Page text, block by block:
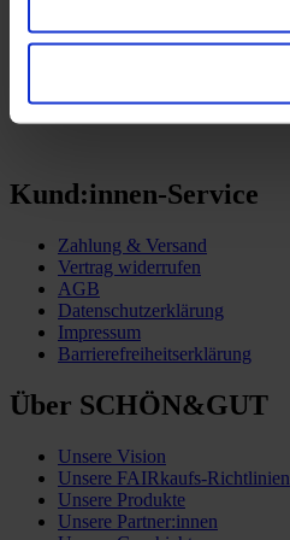
Kund:innen-Service
Zahlung & Versand
Vertrag widerrufen
AGB
Datenschutzerklärung
Impressum
Barrierefreiheitserklärung
Über SCHÖN&GUT
Unsere Vision
Unsere FAIRkaufs-Richtlinien
Unsere Produkte
Unsere Partner:innen